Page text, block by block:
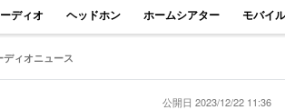
ディオ ヘッドホン ホームシアター モバイ
ディオニュース
公開日 2023/12/22 11:36